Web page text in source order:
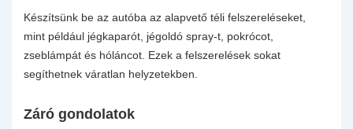
Készítsünk be az autóba az alapvető téli felszereléseket,
mint például jégkaparót, jégoldó spray-t, pokrócot,
zseblámpát és hóláncot. Ezek a felszerelések sokat
segíthetnek váratlan helyzetekben.
Záró gondolatok